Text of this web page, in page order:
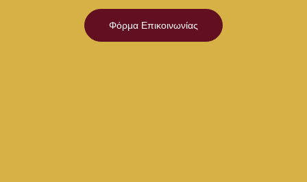
Φόρμα Επικοινωνίας